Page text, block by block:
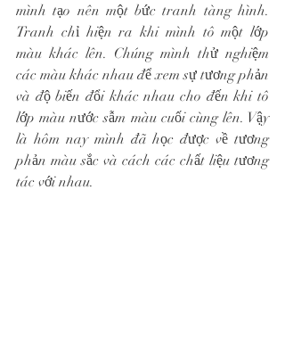
mình tạo nên một bức tranh tàng hình.
Tranh chỉ hiện ra khi mình tô một lớp
màu khác lên. Chúng mình thử nghiệm
các màu khác nhau để xem sự tương phản
và độ biến đổi khác nhau cho đến khi tô
lớp màu nước sẫm màu cuối cùng lên. Vậy
là hôm nay mình đã học được về tương
phản màu sắc và cách các chất liệu tương
tác với nhau.